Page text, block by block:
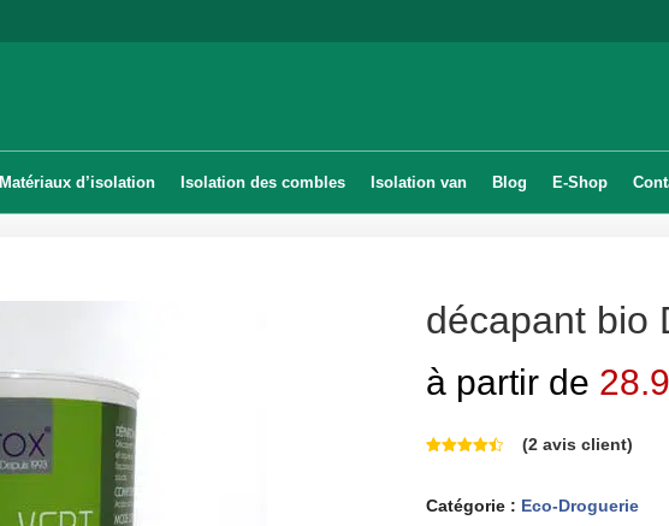
Matériaux d’isolation Isolation des combles Isolation van Blog E-Shop
décapant bio
à partir de
(2avis client)
Catégorie : Eco-Droguerie